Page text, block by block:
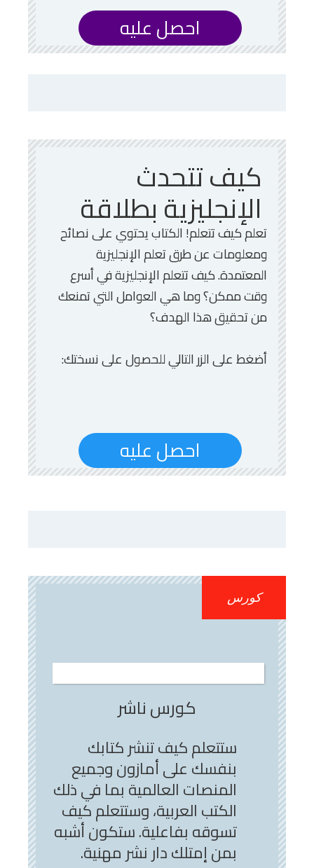
احصل عليه
كيف تتحدث
الإنجليزية بطلاقة
تعلم كيف تتعلم! الكتاب يحتوي على نصائح
ومعلومات عن طرق تعلم الإنجليزية
المعتمدة. كيف تتعلم الإنجليزية في أسرع
وقت ممكن؟ وما هي العوامل التي تمنعك
من تحقيق هذا الهدف؟
أضغط على الزر التالي للحصول على نسختك:
احصل عليه
كورس
كورس ناشر
ستتعلم كيف تنشر كتابك
بنفسك على أمازون وجميع
المنصات العالمية بما في ذلك
الكتب العربية، وستتعلم كيف
تسوقه بفاعلية. ستكون أشبه
بمن إمتلك دار نشر مهنية.